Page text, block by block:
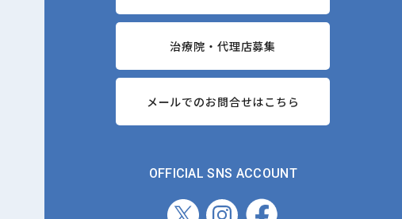
治療院・代理店募集
メールでのお問合せはこちら
OFFICIAL SNS ACCOUNT